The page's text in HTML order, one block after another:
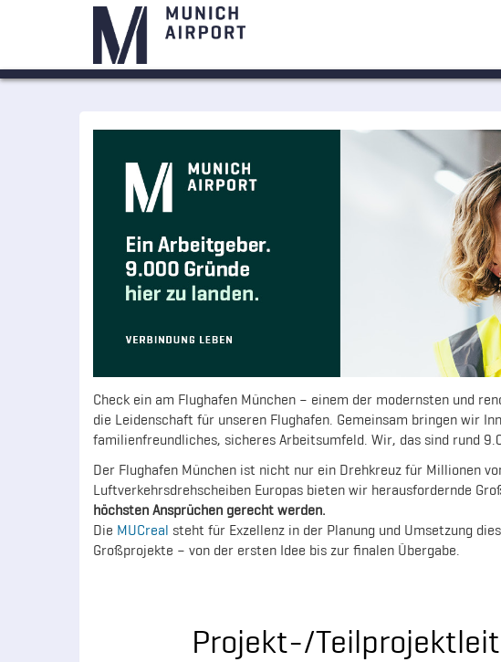
Check ein am Flughafen München – einem der modernsten und
die Leidenschaft für unseren Flughafen. Gemeinsam bringen wir
familienfreundliches, sicheres Arbeitsumfeld. Wir, das sind rund
Der Flughafen München ist nicht nur ein Drehkreuz für Millionen
Luftverkehrsdrehscheiben Europas bieten wir herausfordernde
höchsten Ansprüchen gerecht werden.
Die MUCreal steht für Exzellenz in der Planung und Umsetzung
Großprojekte – von der ersten Idee bis zur finalen Übergabe.
Projekt-/